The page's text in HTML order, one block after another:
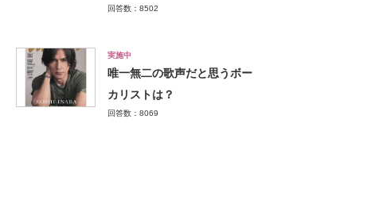
回答数：8502
実施中
唯一無二の歌声だと思うボー
カリストは？
回答数：8069